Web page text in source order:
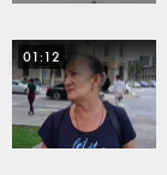
01:12